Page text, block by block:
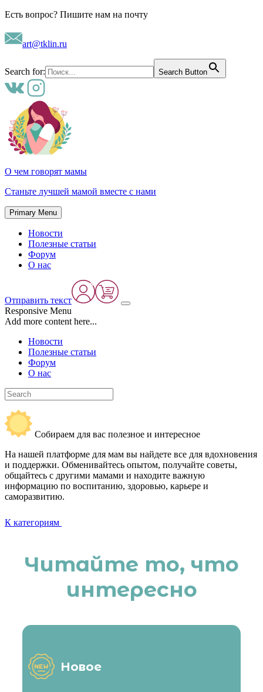
Skip
content
Есть вопрос? Пишите нам на почту
art@tklin.ru
Search for: Search Button
О чем говорят мамы
Станьте лучшей мамой вместе с нами
Primary Menu
Новости
Полезные статьи
Форум
О нас
Отправить текст
Responsive Menu
Add more content here...
Новости
Полезные статьи
Форум
О нас
Собираем для вас полезное и интересное
На нашей платформе для мам вы найдете все для вдохновения
и поддержки. Обменивайтесь опытом, получайте советы,
общайтесь с другими мамами и находите важную
информацию по воспитанию, здоровью, карьере и
саморазвитию.
К категориям
Читайте то, что
интересно
Новое